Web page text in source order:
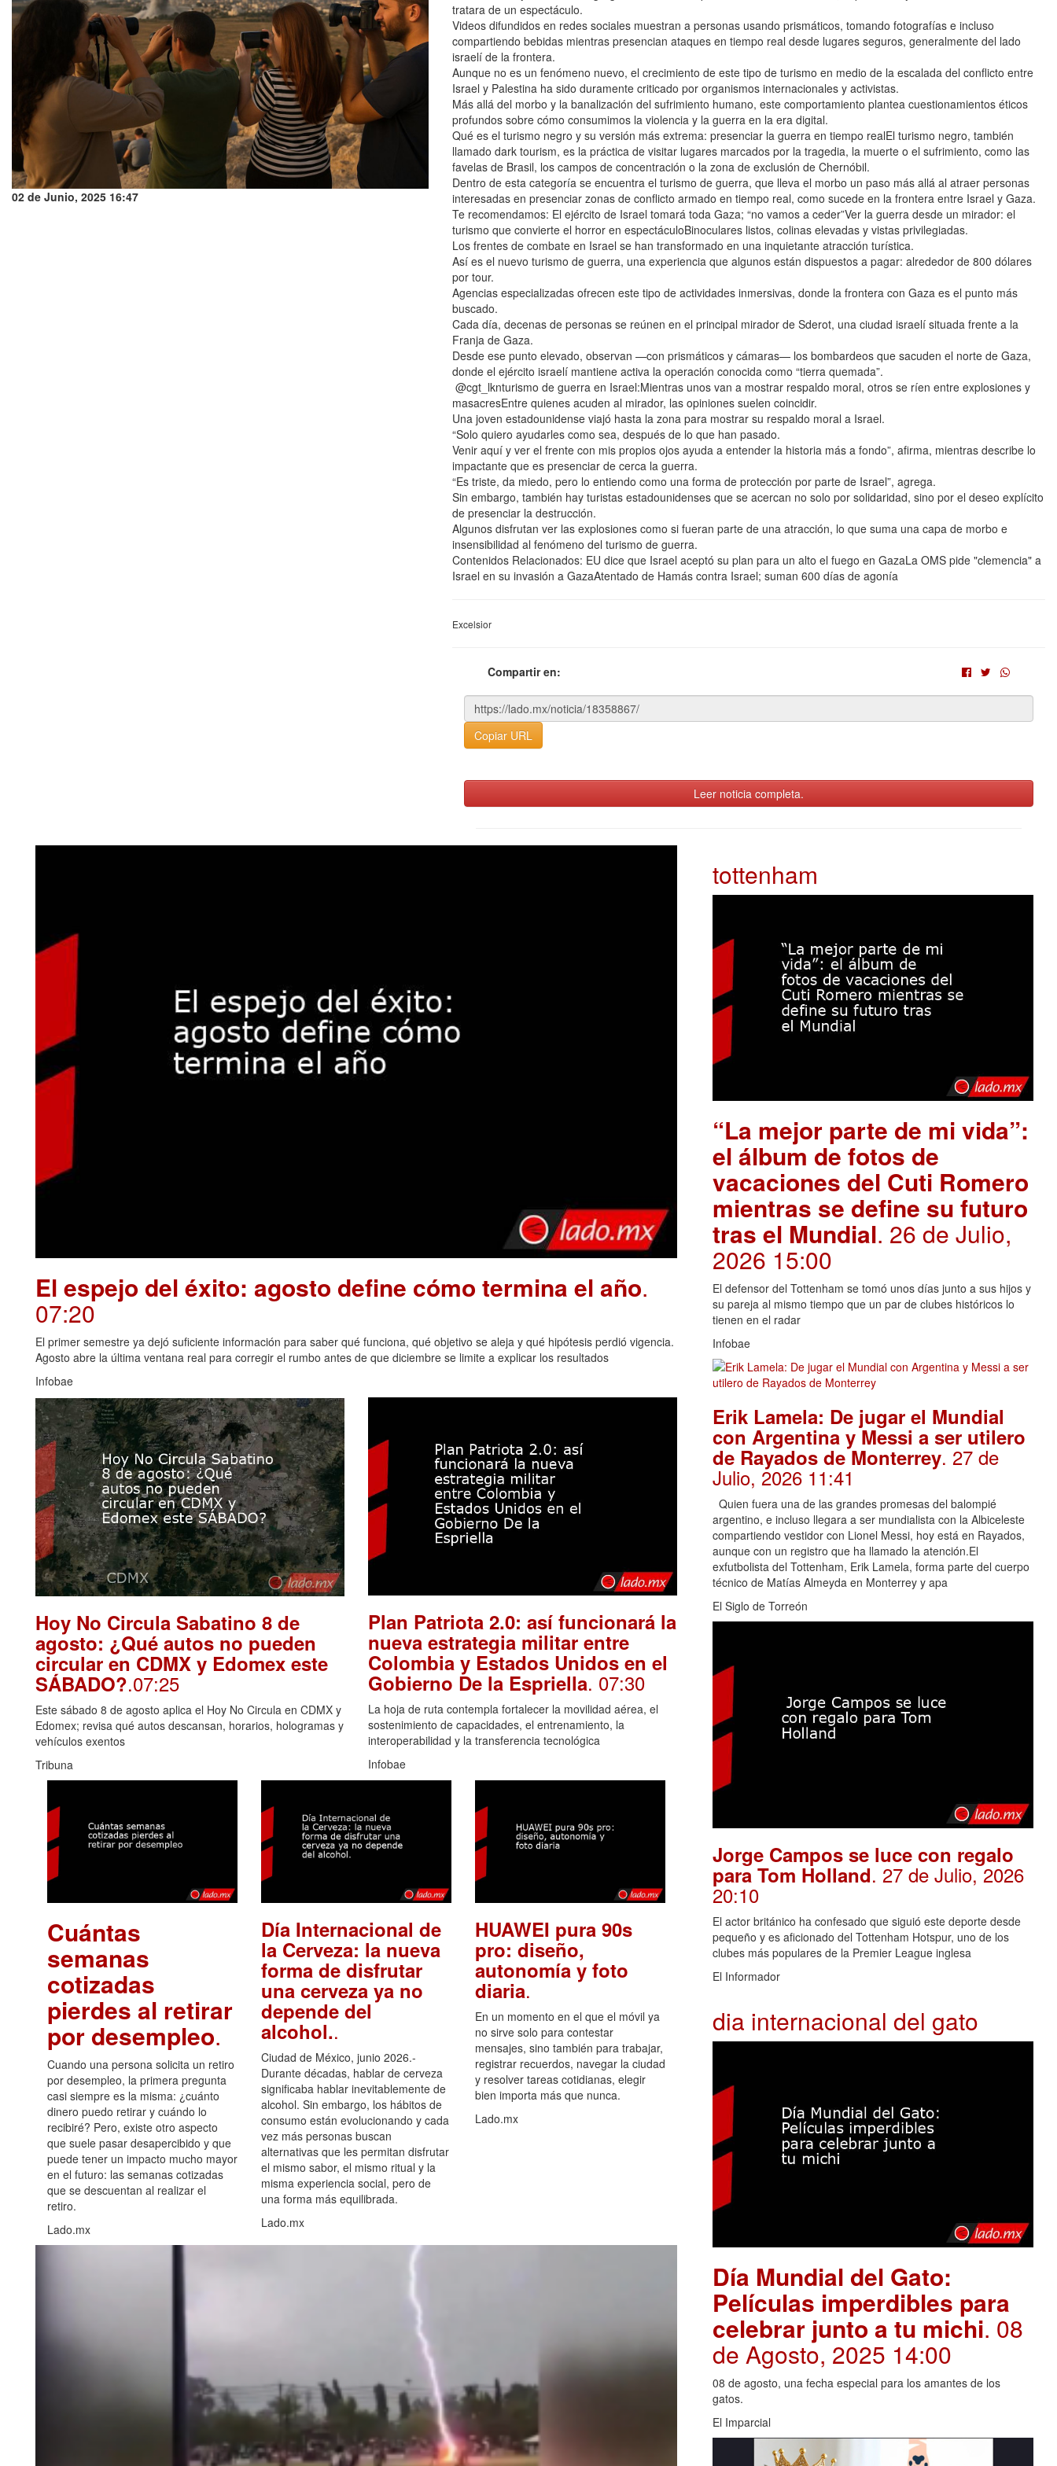
02 de Junio, 2025 16:47
tratara de un espectáculo.
Videos difundidos en redes sociales muestran a personas usando prismáticos, tomando fotografías e incluso
compartiendo bebidas mientras presencian ataques en tiempo real desde lugares seguros, generalmente del lado
israelí de la frontera.
Aunque no es un fenómeno nuevo, el crecimiento de este tipo de turismo en medio de la escalada del conflicto entre
Israel y Palestina ha sido duramente criticado por organismos internacionales y activistas.
Más allá del morbo y la banalización del sufrimiento humano, este comportamiento plantea cuestionamientos éticos
profundos sobre cómo consumimos la violencia y la guerra en la era digital.
Qué es el turismo negro y su versión más extrema: presenciar la guerra en tiempo realEl turismo negro, también
llamado dark tourism, es la práctica de visitar lugares marcados por la tragedia, la muerte o el sufrimiento, como las
favelas de Brasil, los campos de concentración o la zona de exclusión de Chernóbil.
Dentro de esta categoría se encuentra el turismo de guerra, que lleva el morbo un paso más allá al atraer personas
interesadas en presenciar zonas de conflicto armado en tiempo real, como sucede en la frontera entre Israel y Gaza.
Te recomendamos: El ejército de Israel tomará toda Gaza; “no vamos a ceder”Ver la guerra desde un mirador: el
turismo que convierte el horror en espectáculoBinoculares listos, colinas elevadas y vistas privilegiadas.
Los frentes de combate en Israel se han transformado en una inquietante atracción turística.
Así es el nuevo turismo de guerra, una experiencia que algunos están dispuestos a pagar: alrededor de 800 dólares
por tour.
Agencias especializadas ofrecen este tipo de actividades inmersivas, donde la frontera con Gaza es el punto más
buscado.
Cada día, decenas de personas se reúnen en el principal mirador de Sderot, una ciudad israelí situada frente a la
Franja de Gaza.
Desde ese punto elevado, observan —con prismáticos y cámaras— los bombardeos que sacuden el norte de Gaza,
donde el ejército israelí mantiene activa la operación conocida como “tierra quemada”.
@cgt_lknturismo de guerra en Israel:Mientras unos van a mostrar respaldo moral, otros se ríen entre explosiones y
masacresEntre quienes acuden al mirador, las opiniones suelen coincidir.
Una joven estadounidense viajó hasta la zona para mostrar su respaldo moral a Israel.
“Solo quiero ayudarles como sea, después de lo que han pasado.
Venir aquí y ver el frente con mis propios ojos ayuda a entender la historia más a fondo”, afirma, mientras describe lo
impactante que es presenciar de cerca la guerra.
“Es triste, da miedo, pero lo entiendo como una forma de protección por parte de Israel”, agrega.
Sin embargo, también hay turistas estadounidenses que se acercan no solo por solidaridad, sino por el deseo explícito
de presenciar la destrucción.
Algunos disfrutan ver las explosiones como si fueran parte de una atracción, lo que suma una capa de morbo e
insensibilidad al fenómeno del turismo de guerra.
Contenidos Relacionados: EU dice que Israel aceptó su plan para un alto el fuego en GazaLa OMS pide "clemencia" a
Israel en su invasión a GazaAtentado de Hamás contra Israel; suman 600 días de agonía
Excelsior
Compartir en:
Copiar URL
Leer noticia completa.
El espejo del éxito: agosto define cómo termina el año.
07:20
El primer semestre ya dejó suficiente información para saber qué funciona, qué objetivo se aleja y qué hipótesis perdió vigencia.
Agosto abre la última ventana real para corregir el rumbo antes de que diciembre se limite a explicar los resultados
Infobae
Hoy No Circula Sabatino 8 de
agosto: ¿Qué autos no pueden
circular en CDMX y Edomex este
SÁBADO?.07:25
Este sábado 8 de agosto aplica el Hoy No Circula en CDMX y
Edomex; revisa qué autos descansan, horarios, hologramas y
vehículos exentos
Tribuna
Plan Patriota 2.0: así funcionará la
nueva estrategia militar entre
Colombia y Estados Unidos en el
Gobierno De la Espriella. 07:30
La hoja de ruta contempla fortalecer la movilidad aérea, el
sostenimiento de capacidades, el entrenamiento, la
interoperabilidad y la transferencia tecnológica
Infobae
Cuántas
semanas
cotizadas
pierdes al retirar
por desempleo.
Cuando una persona solicita un retiro
por desempleo, la primera pregunta
casi siempre es la misma: ¿cuánto
dinero puedo retirar y cuándo lo
recibiré? Pero, existe otro aspecto
que suele pasar desapercibido y que
puede tener un impacto mucho mayor
en el futuro: las semanas cotizadas
que se descuentan al realizar el
retiro.
Lado.mx
Día Internacional de
la Cerveza: la nueva
forma de disfrutar
una cerveza ya no
depende del
alcohol..
Ciudad de México, junio 2026.-
Durante décadas, hablar de cerveza
significaba hablar inevitablemente de
alcohol. Sin embargo, los hábitos de
consumo están evolucionando y cada
vez más personas buscan
alternativas que les permitan disfrutar
el mismo sabor, el mismo ritual y la
misma experiencia social, pero de
una forma más equilibrada.
Lado.mx
HUAWEI pura 90s
pro: diseño,
autonomía y foto
diaria.
En un momento en el que el móvil ya
no sirve solo para contestar
mensajes, sino también para trabajar,
registrar recuerdos, navegar la ciudad
y resolver tareas cotidianas, elegir
bien importa más que nunca.
Lado.mx
tottenham
“La mejor parte de mi vida”:
el álbum de fotos de
vacaciones del Cuti Romero
mientras se define su futuro
tras el Mundial. 26 de Julio,
2026 15:00
El defensor del Tottenham se tomó unos días junto a sus hijos y
su pareja al mismo tiempo que un par de clubes históricos lo
tienen en el radar
Infobae
Erik Lamela: De jugar el Mundial
con Argentina y Messi a ser utilero
de Rayados de Monterrey. 27 de
Julio, 2026 11:41
Quien fuera una de las grandes promesas del balompié
argentino, e incluso llegara a ser mundialista con la Albiceleste
compartiendo vestidor con Lionel Messi, hoy está en Rayados,
aunque con un registro que ha llamado la atención.El
exfutbolista del Tottenham, Erik Lamela, forma parte del cuerpo
técnico de Matías Almeyda en Monterrey y apa
El Siglo de Torreón
Jorge Campos se luce con regalo
para Tom Holland. 27 de Julio, 2026
20:10
El actor británico ha confesado que siguió este deporte desde
pequeño y es aficionado del Tottenham Hotspur, uno de los
clubes más populares de la Premier League inglesa
El Informador
dia internacional del gato
Día Mundial del Gato:
Películas imperdibles para
celebrar junto a tu michi. 08
de Agosto, 2025 14:00
08 de agosto, una fecha especial para los amantes de los
gatos.
El Imparcial